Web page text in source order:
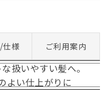
仕様 ご利用案内
扱いやすい髪へ。
よい仕上がりに